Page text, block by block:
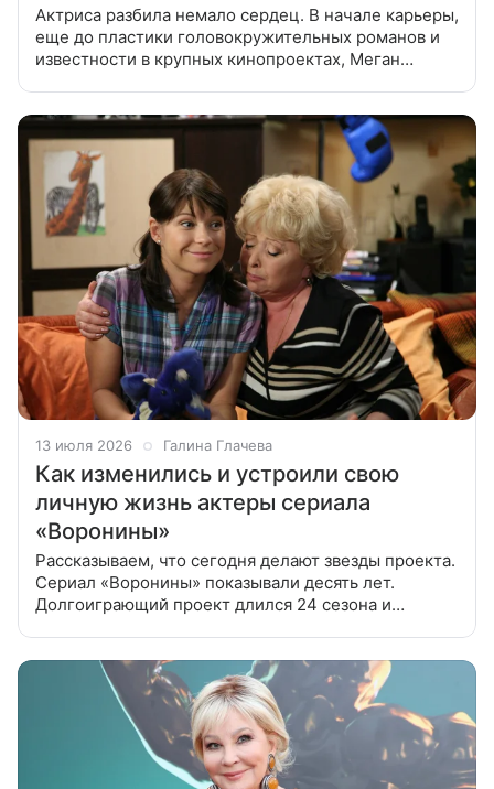
Актриса разбила немало сердец. В начале карьеры,
еще до пластики головокружительных романов и
известности в крупных кинопроектах, Меган
13 июля 2026 Галина Глачева
Как изменились и устроили свою
личную жизнь актеры сериала
«Воронины»
Рассказываем, что сегодня делают звезды проекта.
Сериал «Воронины» показывали десять лет.
Долгоиграющий проект длился 24 сезона и